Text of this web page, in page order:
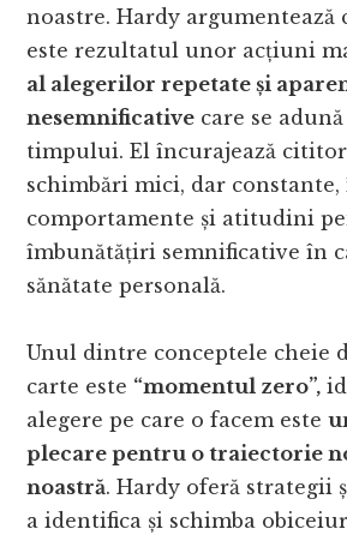
noastre. Hardy argumentează
este rezultatul unor acțiuni
al alegerilor repetate și
nesemnificative care se
timpului. El încurajează
schimbări mici, dar constante,
comportamente și atitudini
îmbunătățiri semnificative în
sănătate personală.
Unul dintre conceptele cheie
carte este “momentul zero”,
alegere pe care o facem este
plecare pentru o traiectorie
noastră. Hardy oferă strategii
a identifica și schimba